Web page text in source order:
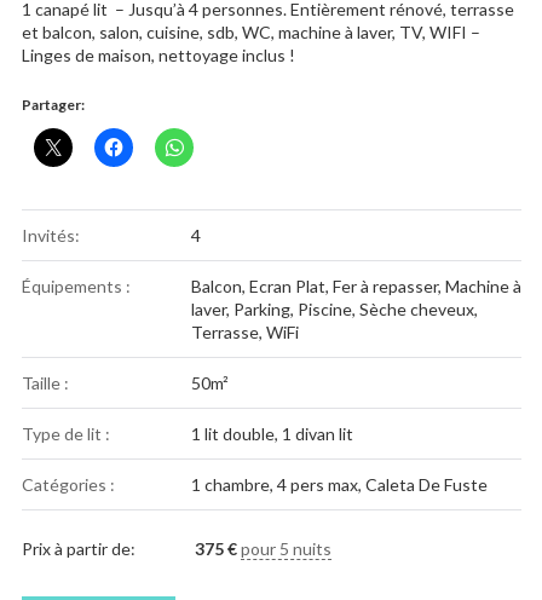
1 canapé lit – Jusqu’à 4 personnes. Entièrement rénové, terrasse
et balcon, salon, cuisine, sdb, WC, machine à laver, TV, WIFI –
Linges de maison, nettoyage inclus !
Partager:
Invités: 4
Équipements : Balcon, Ecran Plat, Fer à repasser, Machine à
laver, Parking, Piscine, Sèche cheveux,
Terrasse, WiFi
Taille : 50m²
Type de lit : 1 lit double, 1 divan lit
Catégories : 1 chambre, 4 pers max, Caleta De Fuste
Prix à partir de: 375€ pour 5 nuits